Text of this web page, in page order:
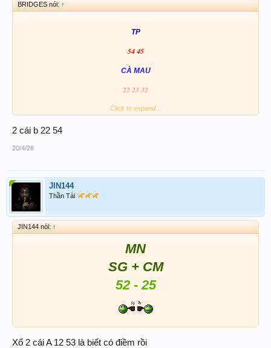
BRIDGES nói: ↑
TP
54 45
CÀ MAU
22 23 32
AB MN54 22
Click to expand...
2 cái b 22 54
20/4/26
JIN144
Thần Tài
JIN144 nói: ↑
MN
SG + CM
52 - 25
Xổ 2 cái A 12 53 là biết có điềm rồi